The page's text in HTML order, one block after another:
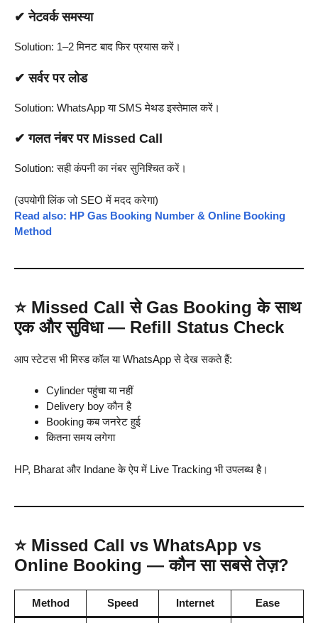
✔ नेटवर्क समस्या
Solution: 1–2 मिनट बाद फिर प्रयास करें।
✔ सर्वर पर लोड
Solution: WhatsApp या SMS मेथड इस्तेमाल करें।
✔ गलत नंबर पर Missed Call
Solution: सही कंपनी का नंबर सुनिश्चित करें।
(उपयोगी लिंक जो SEO में मदद करेगा)
Read also: HP Gas Booking Number & Online Booking
Method
⭐ Missed Call से Gas Booking के साथ
एक और सुविधा — Refill Status Check
आप स्टेटस भी मिस्ड कॉल या WhatsApp से देख सकते हैं:
Cylinder पहुंचा या नहीं
Delivery boy कौन है
Booking कब जनरेट हुई
कितना समय लगेगा
HP, Bharat और Indane के ऐप में Live Tracking भी उपलब्ध है।
⭐ Missed Call vs WhatsApp vs
Online Booking — कौन सा सबसे तेज़?
Method Speed Internet Ease